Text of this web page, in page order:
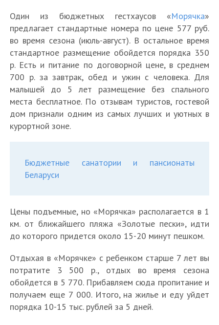
Один из бюджетных гестхаусов «Морячка»
предлагает стандартные номера по цене 577 руб.
во время сезона (июль-август). В остальное время
стандартное размещение обойдется порядка 350
р. Есть и питание по договорной цене, в среднем
700 р. за завтрак, обед и ужин с человека. Для
малышей до 5 лет размещение без спального
места бесплатное. По отзывам туристов, гостевой
дом признали одним из самых лучших и уютных в
курортной зоне.
Бюджетные санатории и пансионаты
Беларуси
Цены подъемные, но «Морячка» располагается в 1
км. от ближайшего пляжа «Золотые пески», идти
до которого придется около 15-20 минут пешком.
Отдыхая в «Морячке» с ребенком старше 7 лет вы
потратите 3 500 р., отдых во время сезона
обойдется в 5 770. Прибавляем сюда пропитание и
получаем еще 7 000. Итого, на жилье и еду уйдет
порядка 10-15 тыс. рублей за 5 дней.